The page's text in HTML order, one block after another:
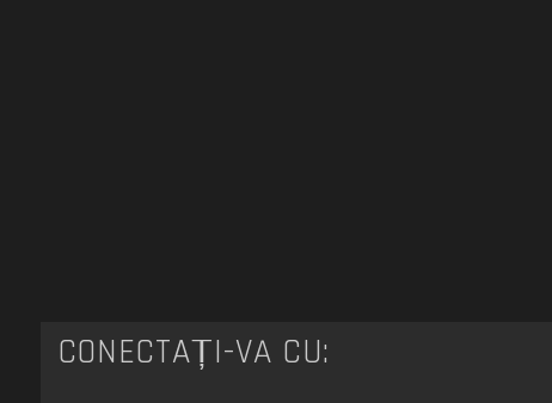
CONECTAȚI-VĂ CU: